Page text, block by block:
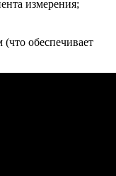
измерения;
(что обеспечивает